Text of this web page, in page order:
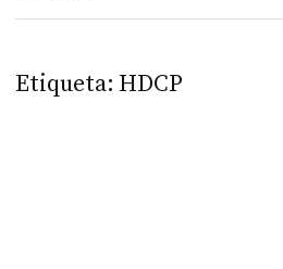
Etiqueta: HDCP